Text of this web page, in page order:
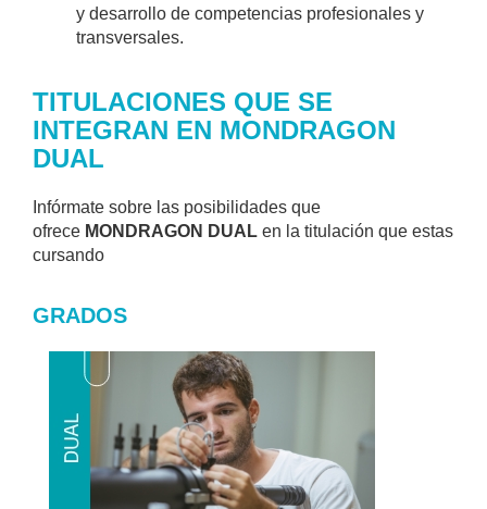
y desarrollo de competencias profesionales y
transversales.
TITULACIONES QUE SE
INTEGRAN EN MONDRAGON
DUAL
Infórmate sobre las posibilidades que
ofrece MONDRAGON DUAL en la titulación que estas
cursando
GRADOS